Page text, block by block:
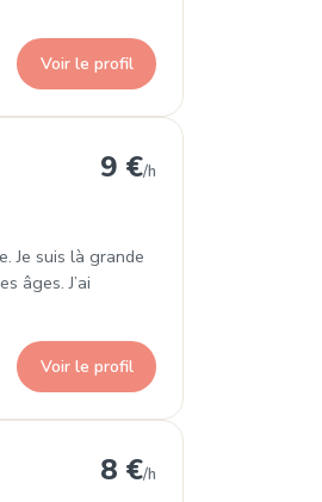
Voir le profil
9 €/h
Je suis là grande
âges. J’ai
Voir le profil
8 €/h